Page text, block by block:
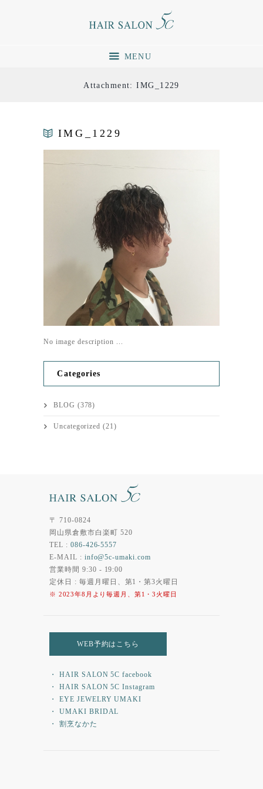
MENU
Attachment: IMG_1229
IMG_1229
No image description ...
Categories
BLOG (378)
Uncategorized (21)
〒 710-0824
岡山県倉敷市白楽町 520
TEL : 086-426-5557
E-MAIL : info@5c-umaki.com
営業時間 9:30 - 19:00
定休日 : 毎週月曜日、第1・第3火曜日
※ 2023年8月より毎週月、第1・3火曜日
WEB予約はこちら
・ HAIR SALON 5C facebook
・ HAIR SALON 5C Instagram
・ EYE JEWELRY UMAKI
・ UMAKI BRIDAL
・ 割烹なかた